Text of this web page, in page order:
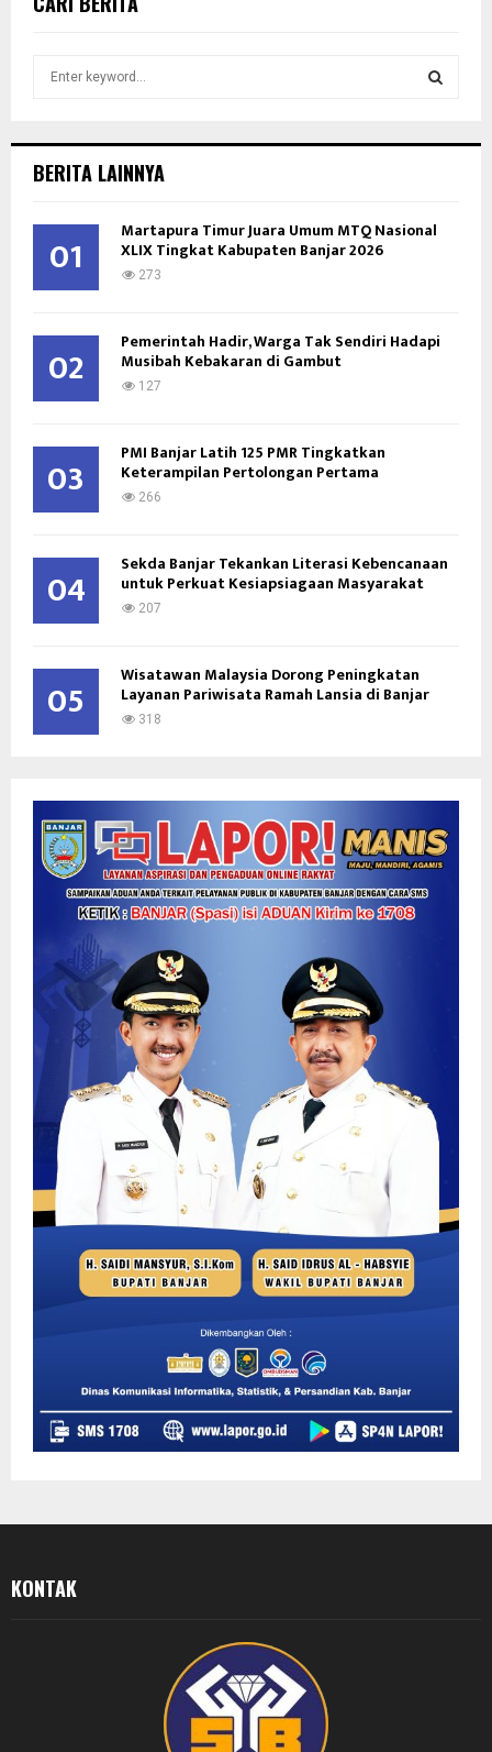
h
o
H
BERITA LAINNYA
01 Martapura Timur Juara Umum MTQ Nasional
XLIX Tingkat Kabupaten Banjar 2026
273
02 Pemerintah Hadir, Warga Tak Sendiri Hadapi
Musibah Kebakaran di Gambut
127
03 PMI Banjar Latih 125 PMR Tingkatkan
Keterampilan Pertolongan Pertama
266
04 Sekda Banjar Tekankan Literasi Kebencanaan
untuk Perkuat Kesiapsiagaan Masyarakat
207
05 Wisatawan Malaysia Dorong Peningkatan
Layanan Pariwisata Ramah Lansia di Banjar
318
KONTAK